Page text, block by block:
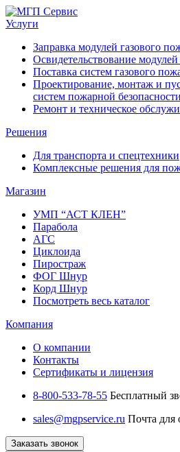
Услуги
Заправка модулей газового
Освидетельствование
Поставка систем газового
Проектирование, монтаж и
систем пожарной безопасности
Ремонт и техническое
Решения
Для транспорта и спецтехники
Комплексные решения для
Магазин
УМП “АСТ КЛЕН”
Парабола
АГС
Циклоида
Пиростраж
ФОГ Шнур
Корд Шнур
Посмотреть весь каталог
Компания
О компании
Контакты
Сертификаты и лицензия
8-800-533-78-55 Бесплатный
sales@mgpservice.ru Почта для
Заказать звонок